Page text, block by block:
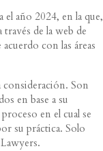
año 2024, en la que,
de la web de
con las áreas
consideración. Son
en base a su
en el cual se
su práctica. Solo